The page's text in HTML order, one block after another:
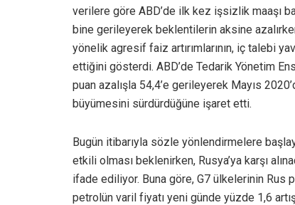
verilere göre ABD’de ilk kez işsizlik maaşı
bine gerileyerek beklentilerin aksine
yönelik agresif faiz artırımlarının, iç talebi
ettiğini gösterdi. ABD’de Tedarik Yönetim
puan azalışla 54,4’e gerileyerek Mayıs
büyümesini sürdürdüğüne işaret etti.
Bugün itibarıyla sözle yönlendirmelere
etkili olması beklenirken, Rusya’ya karşı
ifade ediliyor. Buna göre, G7 ülkelerinin Rus
petrolün varil fiyatı yeni günde yüzde 1,6